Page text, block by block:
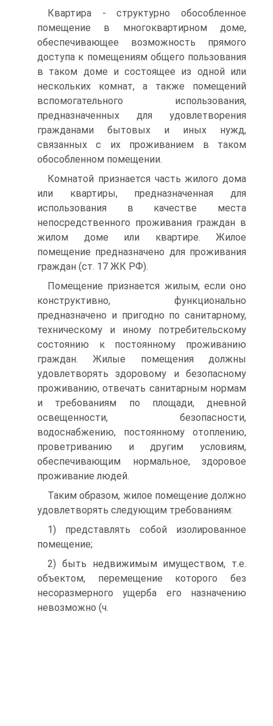
Квартира - структурно обособленное
помещение в многоквартирном доме,
обеспечивающее возможность прямого
доступа к помещениям общего пользования
в таком доме и состоящее из одной или
нескольких комнат, а также помещений
вспомогательного использования,
предназначенных для удовлетворения
гражданами бытовых и иных нужд,
связанных с их проживанием в таком
обособленном помещении.
Комнатой признается часть жилого дома
или квартиры, предназначенная для
использования в качестве места
непосредственного проживания граждан в
жилом доме или квартире. Жилое
помещение предназначено для проживания
граждан (ст. 17 ЖК РФ).
Помещение признается жилым, если оно
конструктивно, функционально
предназначено и пригодно по санитарному,
техническому и иному потребительскому
состоянию к постоянному проживанию
граждан. Жилые помещения должны
удовлетворять здоровому и безопасному
проживанию, отвечать санитарным нормам
и требованиям по площади, дневной
освещенности, безопасности,
водоснабжению, постоянному отоплению,
проветриванию и другим условиям,
обеспечивающим нормальное, здоровое
проживание людей.
Таким образом, жилое помещение должно
удовлетворять следующим требованиям:
1) представлять собой изолированное
помещение;
2) быть недвижимым имуществом, т.е.
объектом, перемещение которого без
несоразмерного ущерба его назначению
невозможно (ч.